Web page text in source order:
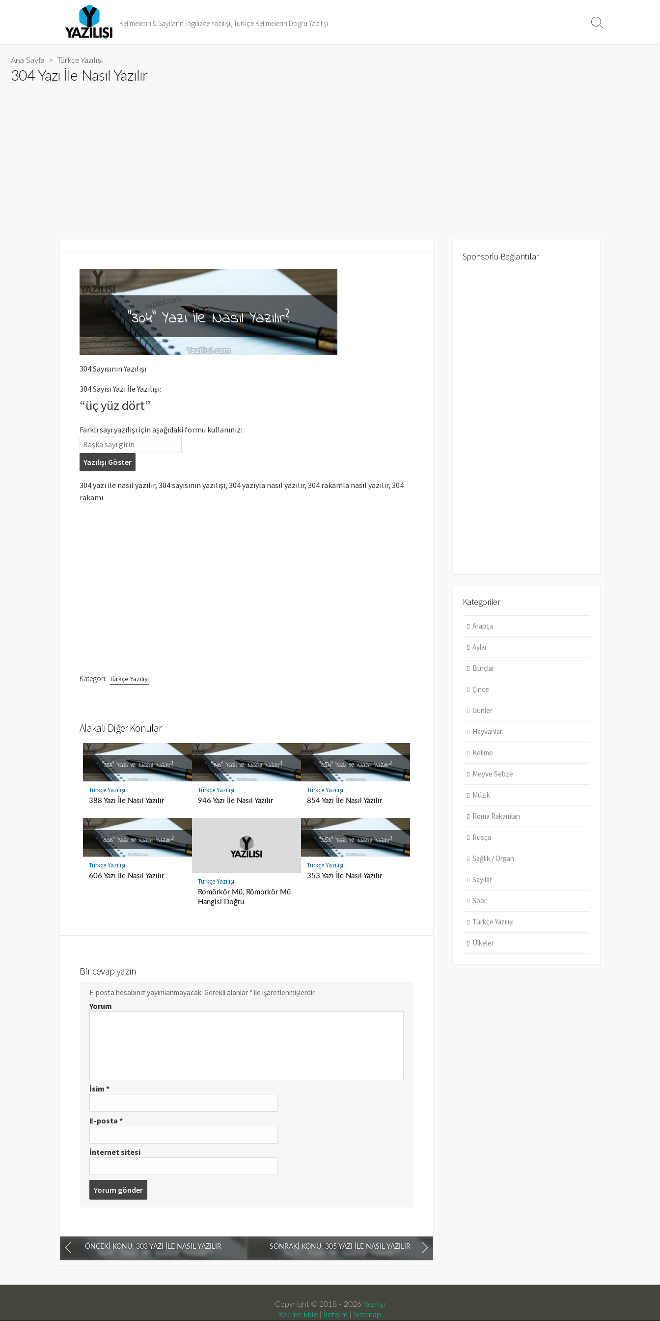
Kelimelerin & Sayıların İngilizce Yazılışı, Türkçe Kelimelerin Doğru Yazılışı
Ana Sayfa >Türkçe Yazılışı
304 Yazı İle Nasıl Yazılır
304 Sayısının Yazılışı
304 Sayısı Yazı İle Yazılışı:
“üç yüz dört”
Farklı sayı yazılışı için aşağıdaki formu kullanınız:
Yazılışı Göster
304 yazı ile nasıl yazılır, 304 sayısının yazılışı, 304 yazıyla nasıl yazılır, 304 rakamla nasıl yazılır, 304
rakamı
Kategori: Türkçe Yazılışı
Alakalı Diğer Konular
Türkçe Yazılışı
388 Yazı İle Nasıl Yazılır
Türkçe Yazılışı
946 Yazı İle Nasıl Yazılır
Türkçe Yazılışı
854 Yazı İle Nasıl Yazılır
Türkçe Yazılışı
606 Yazı İle Nasıl Yazılır
Türkçe Yazılışı
Romörkör Mü, Römorkör Mü
Hangisi Doğru
Türkçe Yazılışı
353 Yazı İle Nasıl Yazılır
Bir cevap yazın
E-posta hesabınız yayımlanmayacak. Gerekli alanlar *ile işaretlenmişlerdir
Yorum
İsim *
E-posta *
İnternet sitesi
ÖNCEKI KONU: 303 YAZI İLE NASIL YAZILIR SONRAKI KONU: 305 YAZI İLE NASIL YAZILIR
Sponsorlu Bağlantılar
Kategoriler
Arapça
Aylar
Burçlar
Çince
Günler
Hayvanlar
Kelime
Meyve Sebze
Müzik
Roma Rakamları
Rusça
Sağlık / Organ
Sayılar
Spor
Türkçe Yazılışı
Ülkeler
Copyright © 2018 - 2026Yazılışı
Kelime Ekle
İletişim Sitemap